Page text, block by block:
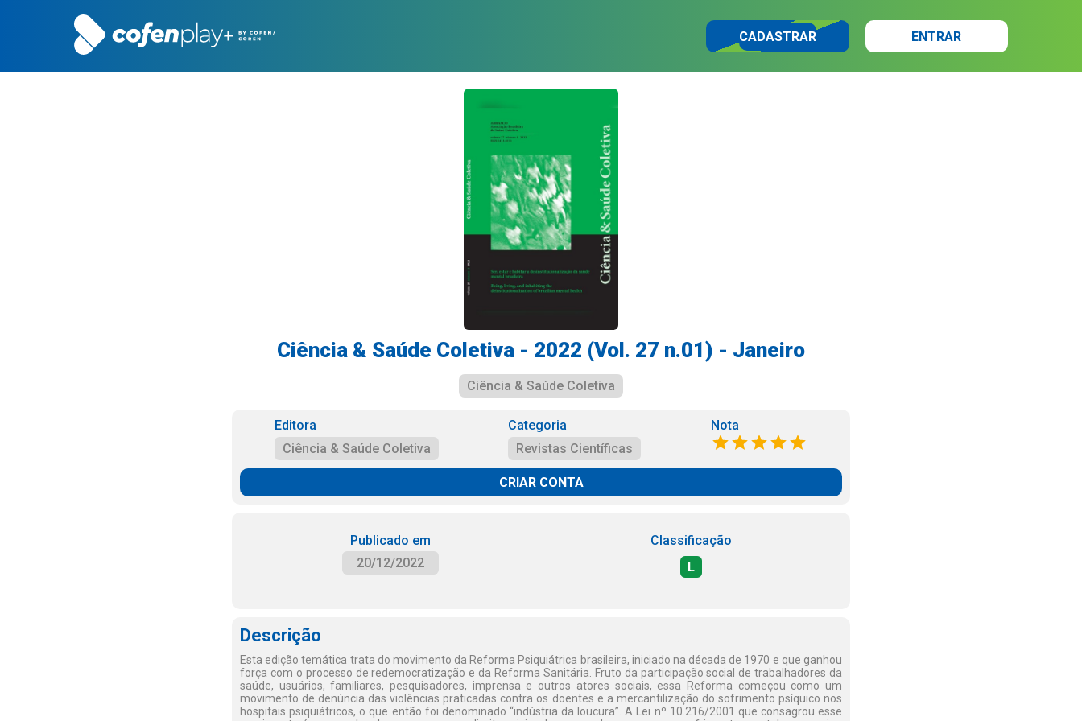
CADASTRAR ENTRAR
Ciência & Saúde Coletiva - 2022 (Vol. 27 n.01) - Janeiro
Ciência & Saúde Coletiva
Editora
Ciência & Saúde Coletiva
Categoria
Revistas Científicas
Nota
CRIAR CONTA
Publicado em
20/12/2022
Classificação
L
Descrição
Esta edição temática trata do movimento da Reforma Psiquiátrica brasileira, iniciado na década de 1970 e que ganhou
força com o processo de redemocratização e da Reforma Sanitária. Fruto da participação social de trabalhadores da
saúde, usuários, familiares, pesquisadores, imprensa e outros atores sociais, essa Reforma começou como um
movimento de denúncia das violências praticadas contra os doentes e a mercantilização do sofrimento psíquico nos
hospitais psiquiátricos, o que então foi denominado “indústria da loucura”. A Lei nº 10.216/2001 que consagrou esse